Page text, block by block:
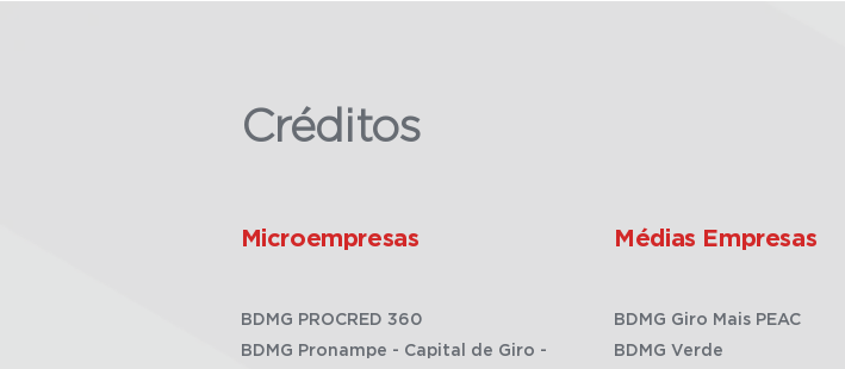
Créditos
Microempresas
BDMG PROCRED 360
BDMG Pronampe - Capital de Giro -
Médias Empresas
BDMG Giro Mais PEAC
BDMG Verde